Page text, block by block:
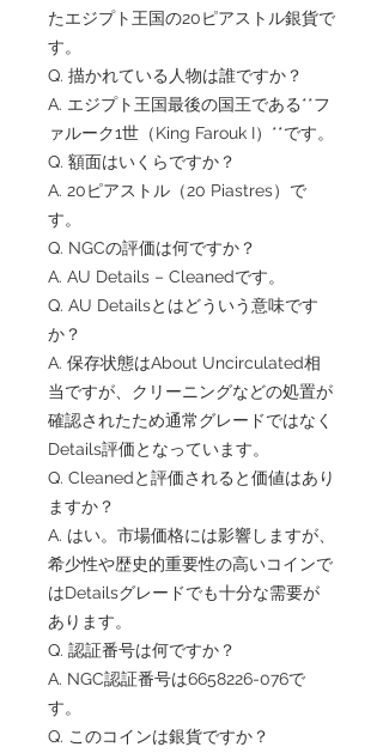
たエジプト王国の20ピアストル銀貨で
す。
Q. 描かれている人物は誰ですか？
A. エジプト王国最後の国王である**フ
ァルーク1世（King Farouk I）**です。
Q. 額面はいくらですか？
A. 20ピアストル（20 Piastres）で
す。
Q. NGCの評価は何ですか？
A. AU Details – Cleanedです。
Q. AU Detailsとはどういう意味です
か？
A. 保存状態はAbout Uncirculated相
当ですが、クリーニングなどの処置が
確認されたため通常グレードではなく
Details評価となっています。
Q. Cleanedと評価されると価値はあり
ますか？
A. はい。市場価格には影響しますが、
希少性や歴史的重要性の高いコインで
はDetailsグレードでも十分な需要が
あります。
Q. 認証番号は何ですか？
A. NGC認証番号は6658226-076で
す。
Q. このコインは銀貨ですか？